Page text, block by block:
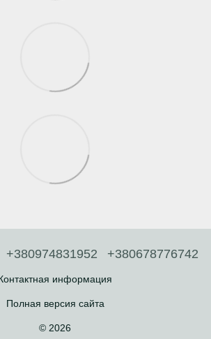
+380974831952 +380678776742
информация
Полная версия сайта
© 2026